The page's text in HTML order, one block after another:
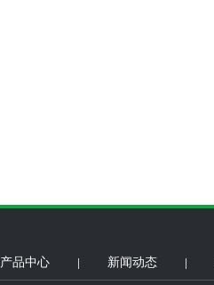
产品中心 新闻动态